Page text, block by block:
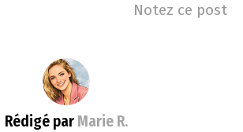
Notez ce post
Rédigé par Marie R.